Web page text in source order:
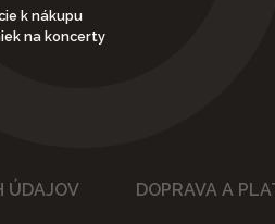
k nákupu
na koncerty
ÚDAJOV DOPRAVA A